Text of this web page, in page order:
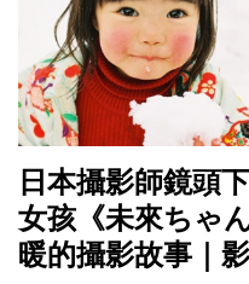
日本攝影師鏡頭
女孩《未來ちゃ
暖的攝影故事｜